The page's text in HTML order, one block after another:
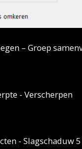
– Groep
- Verscherpen
- Slagschaduw